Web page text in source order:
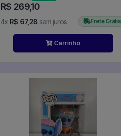
R$ 269,10
4x R$ 67,28 sem juros Frete Grátis
Carrinho